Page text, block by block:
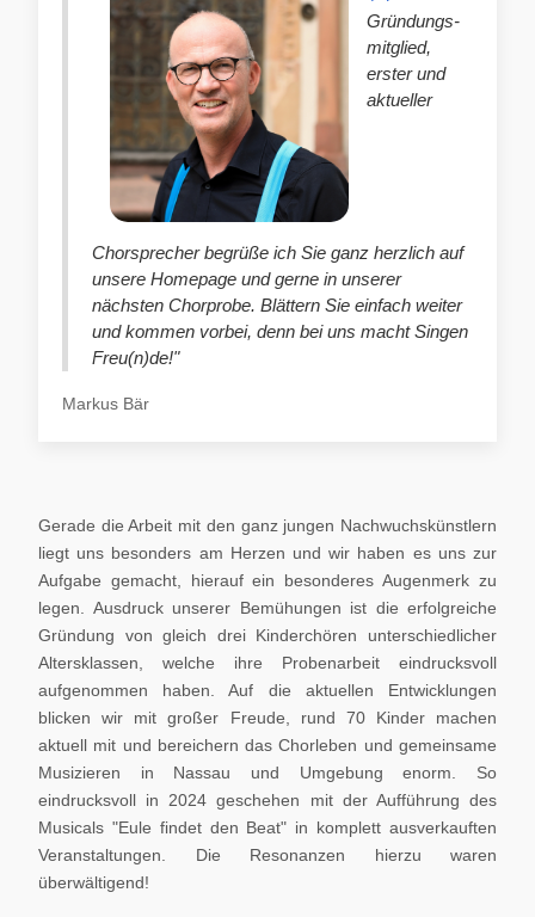
Gründungs-
mitglied,
erster und
aktueller
Chorsprecher begrüße ich Sie ganz herzlich auf
unsere Homepage und gerne in unserer
nächsten Chorprobe. Blättern Sie einfach weiter
und kommen vorbei, denn bei uns macht Singen
Freu(n)de!"
Markus Bär
Gerade die Arbeit mit den ganz jungen Nachwuchskünstlern
liegt uns besonders am Herzen und wir haben es uns zur
Aufgabe gemacht, hierauf ein besonderes Augenmerk zu
legen. Ausdruck unserer Bemühungen ist die erfolgreiche
Gründung von gleich drei Kinderchören unterschiedlicher
Altersklassen, welche ihre Probenarbeit eindrucksvoll
aufgenommen haben. Auf die aktuellen Entwicklungen
blicken wir mit großer Freude, rund 70 Kinder machen
aktuell mit und bereichern das Chorleben und gemeinsame
Musizieren in Nassau und Umgebung enorm. So
eindrucksvoll in 2024 geschehen mit der Aufführung des
Musicals "Eule findet den Beat" in komplett ausverkauften
Veranstaltungen. Die Resonanzen hierzu waren
überwältigend!